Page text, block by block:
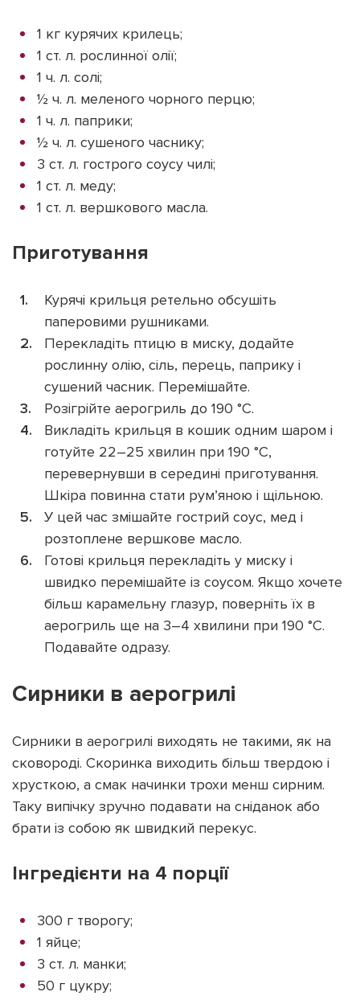
1 кг курячих крилець;
1 ст. л. рослинної олії;
1 ч. л. солі;
½ ч. л. меленого чорного перцю;
1 ч. л. паприки;
½ ч. л. сушеного часнику;
3 ст. л. гострого соусу чилі;
1 ст. л. меду;
1 ст. л. вершкового масла.
Приготування
Курячі крильця ретельно обсушіть
паперовими рушниками.
Перекладіть птицю в миску, додайте
рослинну олію, сіль, перець, паприку і
сушений часник. Перемішайте.
Розігрійте аерогриль до 190 °C.
Викладіть крильця в кошик одним шаром і
готуйте 22–25 хвилин при 190 °C,
перевернувши в середині приготування.
Шкіра повинна стати рум’яною і щільною.
У цей час змішайте гострий соус, мед і
розтоплене вершкове масло.
Готові крильця перекладіть у миску і
швидко перемішайте із соусом. Якщо хочете
більш карамельну глазур, поверніть їх в
аерогриль ще на 3–4 хвилини при 190 °C.
Подавайте одразу.
Сирники в аерогрилі
Сирники в аерогрилі виходять не такими, як на
сковороді. Скоринка виходить більш твердою і
хрусткою, а смак начинки трохи менш сирним.
Таку випічку зручно подавати на сніданок або
брати із собою як швидкий перекус.
Інгредієнти на 4 порції
300 г творогу;
1 яйце;
3 ст. л. манки;
50 г цукру;